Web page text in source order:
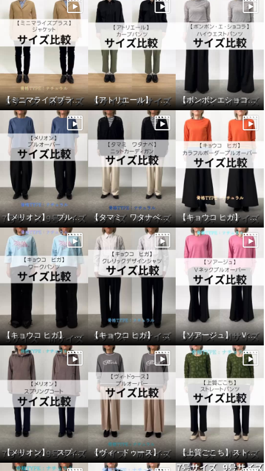
アンダモン 吸湿発熱・吸放湿 細
コーデュロイ風 裏起毛 ベイカー
パンツ ＜ユニセックス＞
ブルーグリーン
¥0
アンダモン 吸湿発熱・吸放湿 細
コーデュロイ風 裏起毛 ベイカー
パンツ ＜ユニセックス＞
ブルーグリーン Ｍ
¥0
【ミニマライズプラス】 ジャケット サイズ比較 【アトリエール】 カーブパンツ サイズ比較 【ボンボンエショコラ】 ハイウェストパンツ サイズ比較
【メリオン】 プルオーバー サイズ比較 【タマミ ワタナベ】 ニットカーディガン サイズ比較 【キョウコ ヒガ】 カラフルボーダープルオーバー サイズ比較
【キョウコ ヒガ】 ワークパンツ サイズ比較 【キョウコ ヒガ】 クレリックデザインシャツ サイズ比較 【ソアージュ】 Ｖネックプルオーバー サイズ比較
【メリオン】 スプリングコート サイズ比較 【ヴィ・ドゥース】 プルオーバー サイズ比較 【上質ごこち】ストレートパンツ サイズ比較